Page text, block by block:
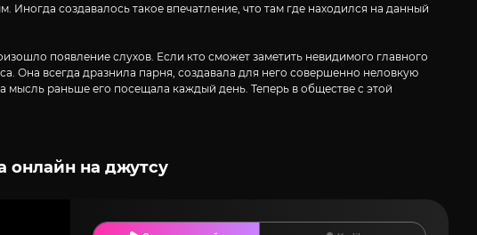
создавалось такое впечатление, что там где находился на данный
появление слухов. Если кто сможет заметить невидимого главного
Она всегда дразнила парня, создавала для него совершенно неловкую
раньше его посещала каждый день. Теперь в обществе с этой
онлайн на джутсу